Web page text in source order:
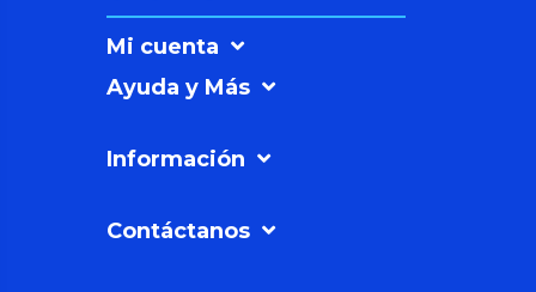
Mi cuenta
Ayuda y Más
Información
Contáctanos